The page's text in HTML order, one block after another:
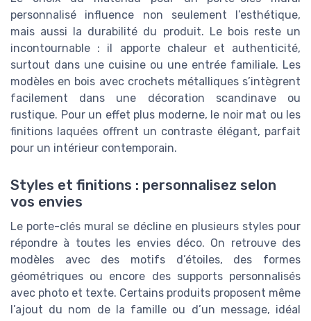
personnalisé influence non seulement l’esthétique,
mais aussi la durabilité du produit. Le bois reste un
incontournable : il apporte chaleur et authenticité,
surtout dans une cuisine ou une entrée familiale. Les
modèles en bois avec crochets métalliques s’intègrent
facilement dans une décoration scandinave ou
rustique. Pour un effet plus moderne, le noir mat ou les
finitions laquées offrent un contraste élégant, parfait
pour un intérieur contemporain.
Styles et finitions : personnalisez selon
vos envies
Le porte-clés mural se décline en plusieurs styles pour
répondre à toutes les envies déco. On retrouve des
modèles avec des motifs d’étoiles, des formes
géométriques ou encore des supports personnalisés
avec photo et texte. Certains produits proposent même
l’ajout du nom de la famille ou d’un message, idéal